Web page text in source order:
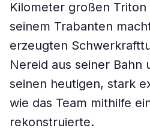
Kilometer großen Triton
seinem Trabanten
erzeugten
Nereid aus seiner Bahn
seinen heutigen, stark
wie das Team mithilfe
rekonstruierte.